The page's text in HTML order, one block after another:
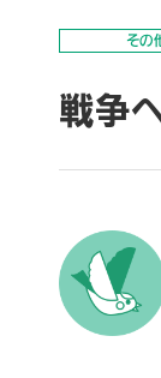
その
戦争